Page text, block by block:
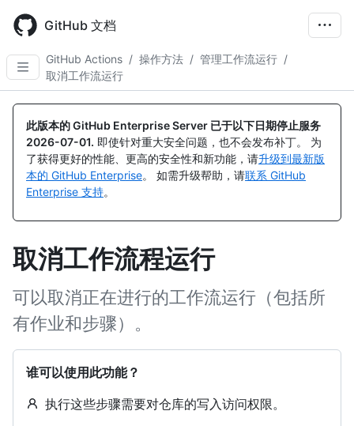
main
content
GitHub 文档
GitHub Actions / 操作方法 / 管理工作流运行 /
取消工作流运行
此版本的 GitHub Enterprise Server 已于以下日期停止服务
2026-07-01. 即使针对重大安全问题，也不会发布补丁。 为
了获得更好的性能、更高的安全性和新功能，请升级到最新版
本的 GitHub Enterprise。 如需升级帮助，请联系 GitHub
Enterprise 支持。
取消工作流程运行
可以取消正在进行的工作流运行（包括所
有作业和步骤）。
谁可以使用此功能？
执行这些步骤需要对仓库的写入访问权限。